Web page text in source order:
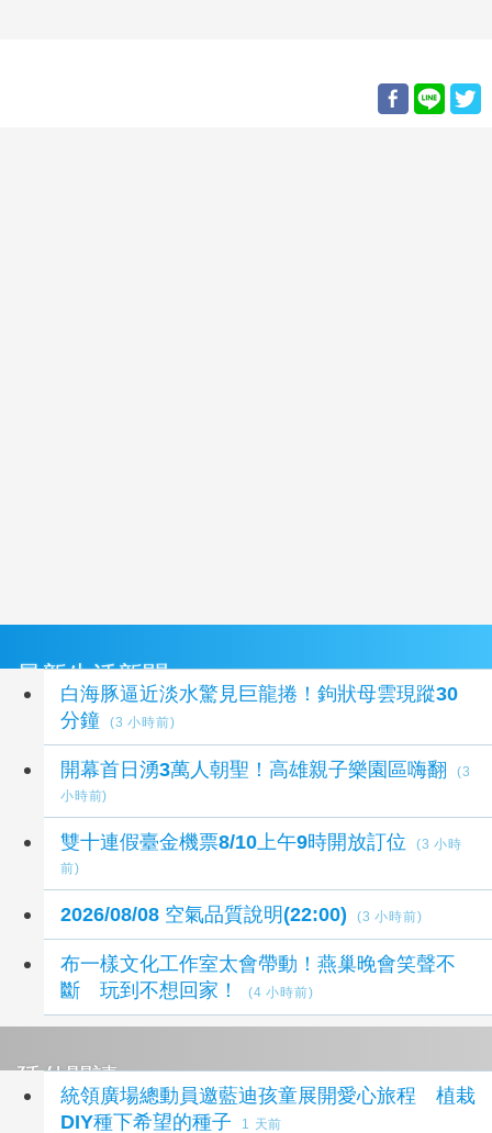
最新生活新聞
白海豚逼近淡水驚見巨龍捲！鉤狀母雲現蹤30
分鐘
(3 小時前)
開幕首日湧3萬人朝聖！高雄親子樂園區嗨翻
(3
小時前)
雙十連假臺金機票8/10上午9時開放訂位
(3 小時
前)
2026/08/08 空氣品質說明(22:00) (3 小時前)
布一樣文化工作室太會帶動！燕巢晚會笑聲不
斷 玩到不想回家！
(4 小時前)
延伸閱讀
統領廣場總動員邀藍迪孩童展開愛心旅程 植栽
DIY種下希望的種子
1 天前